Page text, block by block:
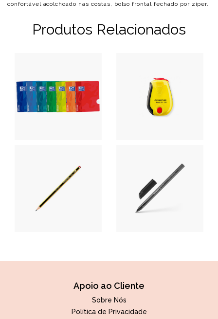
confortável acolchoado nas costas, bolso frontal fechado por zíper.
Produtos Relacionados
Apoio ao Cliente
Sobre Nós
Política de Privacidade